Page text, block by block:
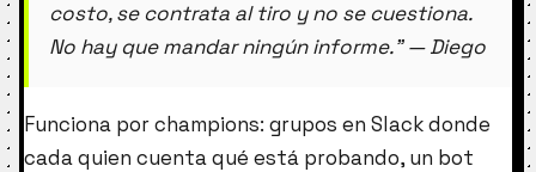
costo, se contrata al tiro y no se cuestiona.
No hay que mandar ningún informe.” — Diego
Funciona por champions: grupos en Slack donde
cada quien cuenta qué está probando, un bot